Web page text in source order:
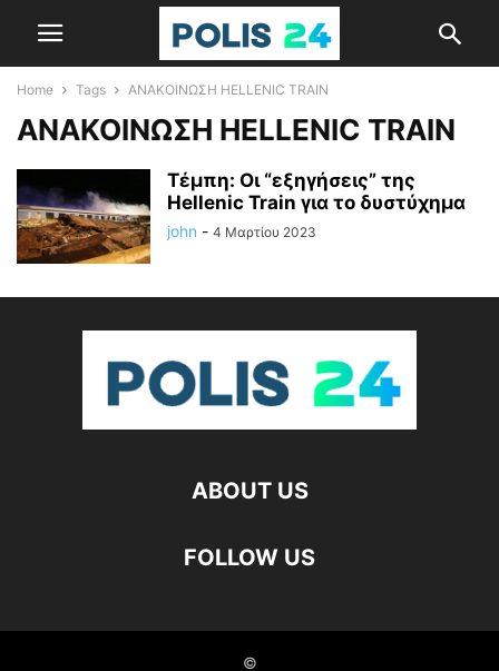
Home Tags ΑΝΑΚΟΙΝΩΣΗ HELLENIC TRAIN
ΑΝΑΚΟΙΝΩΣΗ HELLENIC TRAIN
Τέμπη: Οι “εξηγήσεις” της
Hellenic Train για το δυστύχημα
john - 4 Μαρτίου 2023
ABOUT US
FOLLOW US
©